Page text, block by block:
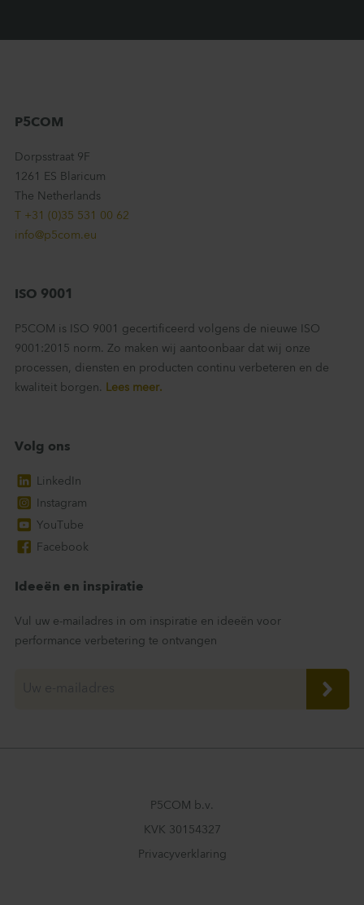
P5COM
Dorpsstraat 9F
1261 ES Blaricum
The Netherlands
T +31 (0)35 531 00 62
info@p5com.eu
ISO 9001
P5COM is ISO 9001 gecertificeerd volgens de nieuwe ISO
9001:2015 norm. Zo maken wij aantoonbaar dat wij onze
processen, diensten en producten continu verbeteren en de
kwaliteit borgen.
Lees meer.
Volg ons
LinkedIn
Instagram
YouTube
Facebook
Ideeën en inspiratie
Vul uw e-mailadres in om inspiratie en ideeën voor
performance verbetering te ontvangen
P5COM b.v.
KVK 30154327
Privacyverklaring